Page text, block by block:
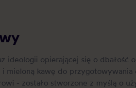
opierającej się o dbałość
mieloną kawę do
- zostało stworzone z myślą o